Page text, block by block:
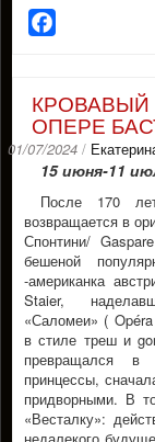
ОПЕРЕ
01/07/2024 /
15 июня-11
После 170
возвращается в
Спонтини/
бешеной
-американка
Staier,
«Саломеи» (
в стиле треш и
превращался в
принцессы,
придворными. В
«Весталку»: